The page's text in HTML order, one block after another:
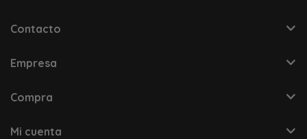
Contacto
Empresa
Compra
Mi cuenta